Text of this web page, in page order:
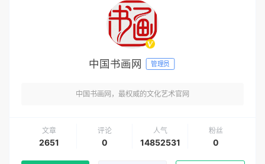
中国书画网 管理员
中国书画网，最权威的文化艺术官网
文章
2651
评论
0
人气
14852531
粉丝
0